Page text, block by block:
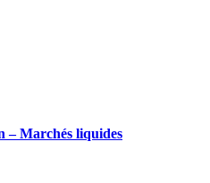
– Marchés liquides